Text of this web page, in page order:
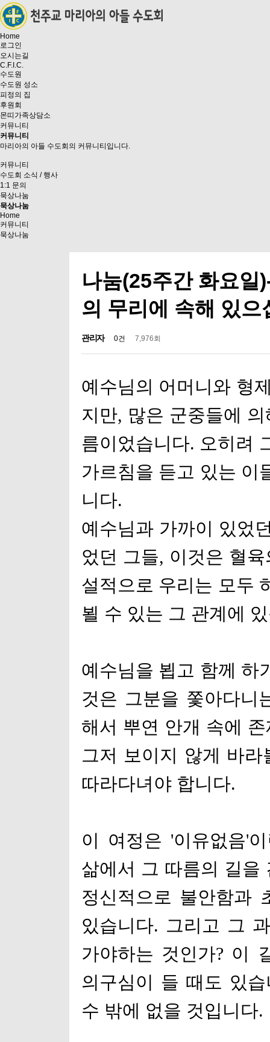
Home
로그인
오시는길
C.F.I.C.
수도원
수도원 성소
피정의 집
후원회
몬띠가족상담소
커뮤니티
커뮤니티
마리아의 아들 수도회의 커뮤니티입니다.
커뮤니티
수도회 소식 / 행사
1:1 문의
묵상나눔
묵상나눔
Home
커뮤니티
묵상나눔
나눔(25주간 화요일
의 무리에 속해 있으
관리자 0건 7,976회
예수님의 어머니와 형
지만, 많은 군중들에
름이었습니다. 오히려
가르침을 듣고 있는 이
니다.
예수님과 가까이 있었
었던 그들, 이것은 혈
설적으로 우리는 모두
뵐 수 있는 그 관계에
예수님을 뵙고 함께 하
것은 그분을 쫓아다니
해서 뿌연 안개 속에
그저 보이지 않게 바라
따라다녀야 합니다.
이 여정은 '이유없음'
삶에서 그 따름의 길을
정신적으로 불안함과
있습니다. 그리고 그
가야하는 것인가? 이
의구심이 들 때도 있습
수 밖에 없을 것입니다.